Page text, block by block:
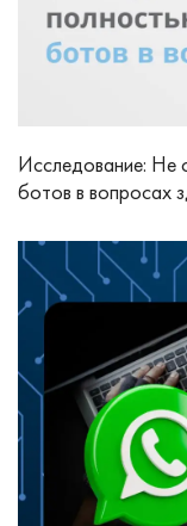
Исследование: Не
ботов в вопросах